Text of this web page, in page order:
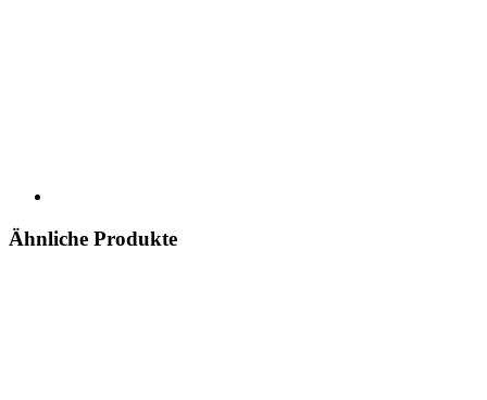
Ähnliche Produkte